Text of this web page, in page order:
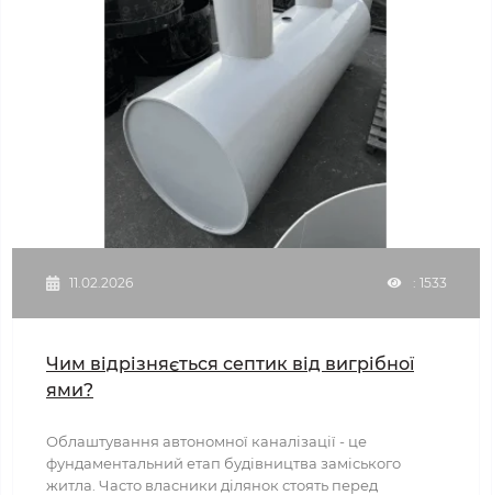
11.02.2026 : 1533
Чим відрізняється септик від вигрібної
ями?
Облаштування автономної каналізації - це
фундаментальний етап будівництва заміського
житла. Часто власники ділянок стоять перед